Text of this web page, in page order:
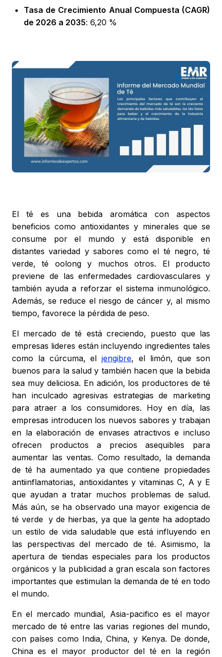
Tasa de Crecimiento Anual Compuesta (CAGR)
de 2026 a 2035: 6,20 %
El té es una bebida aromática con aspectos
beneficios como antioxidantes y minerales que se
consume por el mundo y está disponible en
distantes variedad y sabores como el té negro, té
verde, té oolong y muchos otros. El producto
previene de las enfermedades cardiovasculares y
también ayuda a reforzar el sistema inmunológico.
Además, se reduce el riesgo de cáncer y, al mismo
tiempo, favorece la pérdida de peso.
El mercado de té está creciendo, puesto que las
empresas lideres están incluyendo ingredientes tales
como la cúrcuma, el jengibre, el limón, que son
buenos para la salud y también hacen que la bebida
sea muy deliciosa. En adición, los productores de té
han inculcado agresivas estrategias de marketing
para atraer a los consumidores. Hoy en día, las
empresas introducen los nuevos sabores y trabajan
en la elaboración de envases atractivos e incluso
ofrecen productos a precios asequibles para
aumentar las ventas. Como resultado, la demanda
de té ha aumentado ya que contiene propiedades
antiinflamatorias, antioxidantes y vitaminas C, A y E
que ayudan a tratar muchos problemas de salud.
Más aún, se ha observado una mayor exigencia de
té verde y de hierbas, ya que la gente ha adoptado
un estilo de vida saludable que está influyendo en
las perspectivas del mercado de té. Asimismo, la
apertura de tiendas especiales para los productos
orgánicos y la publicidad a gran escala son factores
importantes que estimulan la demanda de té en todo
el mundo.
En el mercado mundial, Asia-pacifico es el mayor
mercado de té entre las varias regiones del mundo,
con países como India, China, y Kenya. De donde,
China es el mayor productor del té en la región